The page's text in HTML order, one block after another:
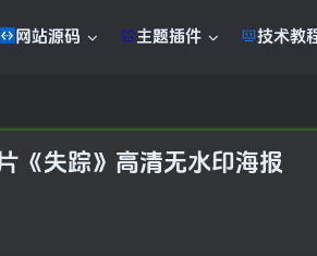
网站源码 主题插件 技术教
《失踪》高清无水印海报